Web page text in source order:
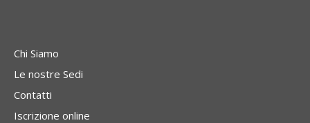
Chi Siamo
Le nostre Sedi
Contatti
Iscrizione online